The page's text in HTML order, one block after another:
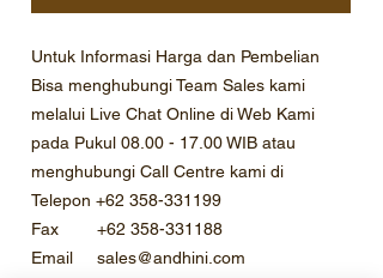
Untuk Informasi Harga dan Pembelian
Bisa menghubungi Team Sales kami
melalui Live Chat Online di Web Kami
pada Pukul 08.00 - 17.00 WIB atau
menghubungi Call Centre kami di
Telepon +62 358-331199
Fax +62 358-331188
Email sales@andhini.com